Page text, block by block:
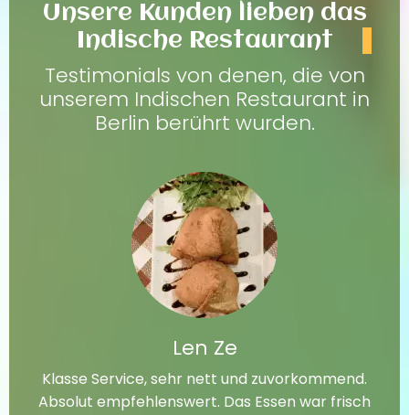
Unsere Kunden lieben das
Indische Restaurant
Testimonials von denen, die von
unserem Indischen Restaurant in
Berlin berührt wurden.
Len Ze
Klasse Service, sehr nett und zuvorkommend.
Absolut empfehlenswert. Das Essen war frisch